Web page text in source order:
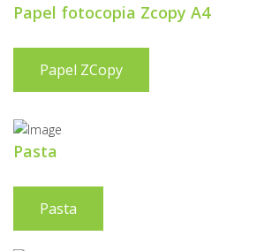
Papel fotocopia Zcopy A4
Papel ZCopy
Pasta
Pasta